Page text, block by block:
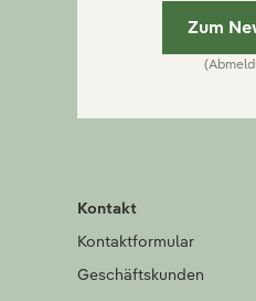
Zum
Kontakt
Kontaktformular
Geschäftskunden